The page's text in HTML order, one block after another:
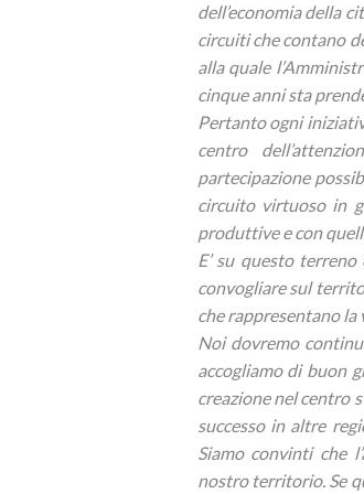
dell’economia della
circuiti che contano
alla quale
cinque anni sta
Pertanto ogni
centro
partecipazione
circuito virtuoso in
produttive e con
E’ su questo
convogliare sul
che rappresentano la
Noi dovremo
accogliamo di buon
creazione nel centro
successo in altre
Siamo convinti che
nostro territorio. Se